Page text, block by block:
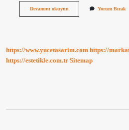
Devamını okuyunFonksiyonel Yorum Bırak
https://www.yucetasarim.com https://
https://estetikle.com.tr Sitemap